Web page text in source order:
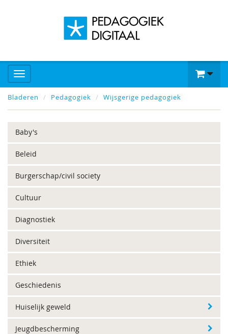
Bladeren Pedagogiek Wijsgerige pedagogiek
Baby's
Beleid
Burgerschap/civil society
Cultuur
Diagnostiek
Diversiteit
Ethiek
Geschiedenis
Huiselijk geweld
Jeugdbescherming